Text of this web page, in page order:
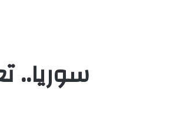
سوريا..